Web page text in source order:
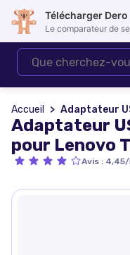
Accueil Adaptateur USB 3.0 vers Ethernet
Adaptateur
pour Lenovo
Avis : 4,45/
Télécharger Dero
Le comparateur de